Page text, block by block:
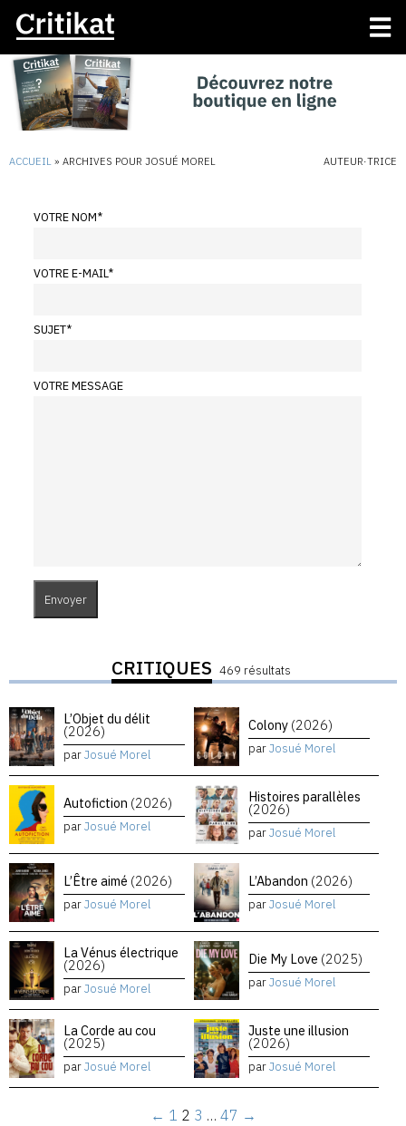
ACCUEIL » ARCHIVES POUR JOSUÉ MOREL AUTEUR·TRICE
VOTRE NOM*
VOTRE E-MAIL*
SUJET*
VOTRE MESSAGE
CRITIQUES 469 résultats
L’Objet du délit
(2026)
parJosué Morel
Colony (2026)
parJosué Morel
Autofiction (2026)
parJosué Morel
Histoires parallèles
(2026)
parJosué Morel
L’Être aimé (2026)
parJosué Morel
L’Abandon (2026)
parJosué Morel
La Vénus électrique
(2026)
parJosué Morel
Die My Love (2025)
parJosué Morel
La Corde au cou
(2025)
parJosué Morel
Juste une illusion
(2026)
parJosué Morel
← 1 2 3 … 47 →